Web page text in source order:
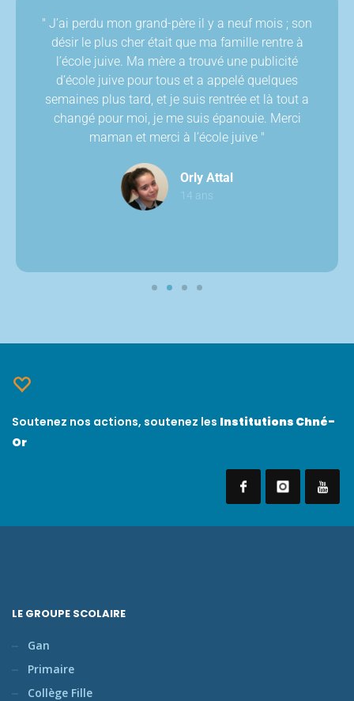
" J’ai perdu mon grand-père il y a neuf mois ; son
désir le plus cher était que ma famille rentre à
l’école juive. Ma mère a trouvé une publicité
d’école juive pour tous et a appelé quelques
semaines plus tard, et je suis rentrée et là tout a
changé pour moi, je me suis épanouie. Merci
maman et merci à l’école juive "
Orly Attal
14 ans
Soutenez nos actions, soutenez les Institutions Chné-
Or
LE GROUPE SCOLAIRE
Gan
Primaire
Collège Fille